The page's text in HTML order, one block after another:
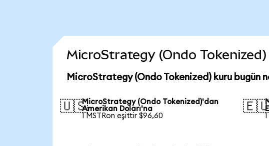
MicroStrategy (Ondo
MicroStrategy (Ondo Tokenized) kuru bugün
🇺🇸MicroStrategy (Ondo Tokenized)'dan
Amerikan Doları'na
1 MSTRon eşittir $96,60